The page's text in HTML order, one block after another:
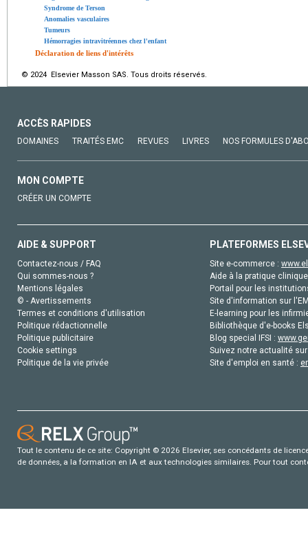
Syndrome de Terson
Anomalies vasculaires
Tumeurs
Hémorragies intravitréennes chez l'enfant
Déclaration de liens d'intérêts
© 2024 Elsevier Masson SAS. Tous droits réservés.
ACCÈS RAPIDES
DOMAINES TRAITÉS EMC REVUES LIVRES NOS FORMULES
MON COMPTE
CRÉER UN COMPTE
AIDE & SUPPORT
Contactez-nous / FAQ
Qui sommes-nous ?
Mentions légales
© - Avertissements
Termes et conditions d'utilisation
Politique rédactionnelle
Politique publicitaire
Cookie settings
Politique de la vie privée
PLATEFORMES
Site e-commerce :
Aide à la pratique
Portail pour les
Site d'information sur
E-learning pour les
Bibliothèque d'e-books
Blog special IFSI :
Suivez notre actualité
Site d'emploi en santé :
Tout le contenu de ce site: Copyright © 2026 Elsevier, ses concédants de
de données, a la formation en IA et aux technologies similaires. Pour tout